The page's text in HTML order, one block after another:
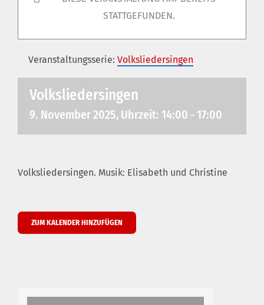
STATTGEFUNDEN.
Veranstaltungsserie: Volksliedersingen
Volksliedersingen
9. November 2025, Uhrzeit: 14:00 - 17:00
Volksliedersingen. Musik: Elisabeth und Christine
ZUM KALENDER HINZUFÜGEN